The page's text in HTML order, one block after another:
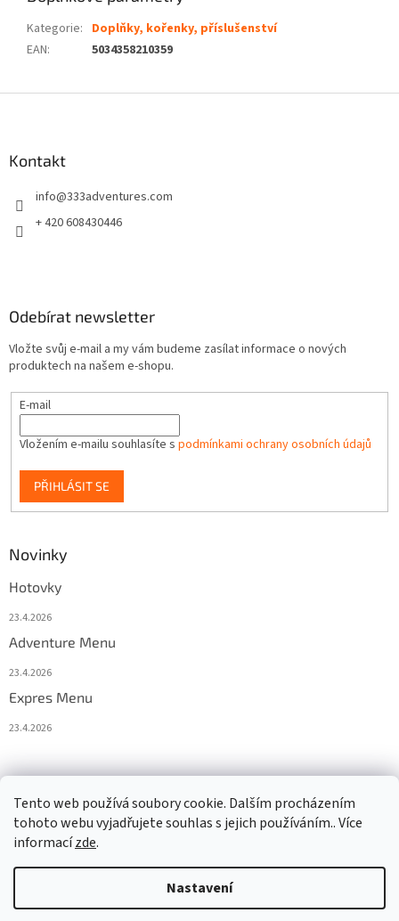
Tento web používá soubory cookie. Dalším procházením
tohoto webu vyjadřujete souhlas s jejich používáním.. Více
informacízde.
Nastavení
Kategorie: Doplňky, kořenky, příslušenství
EAN: 5034358210359
Kontakt
info@333adventures.com
+ 420 608430446
Odebírat newsletter
Vložte svůj e-mail a my vám budeme zasílat informace o nových
produktech na našem e-shopu.
E-mail
Vložením e-mailu souhlasíte s podmínkami ochrany osobních údajů
PŘIHLÁSIT SE
Novinky
Hotovky
23.4.2026
Adventure Menu
23.4.2026
Expres Menu
23.4.2026